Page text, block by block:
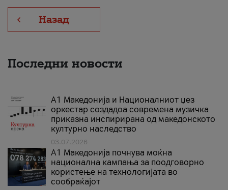
Назад
Последни новости
А1 Македонија и Националниот џез
оркестар создадоа современа музичка
приказна инспирирана од македонското
културно наследство
03.07.2026
A1 Македонија почнува моќна
национална кампања за поодговорно
користење на технологијата во
сообраќајот